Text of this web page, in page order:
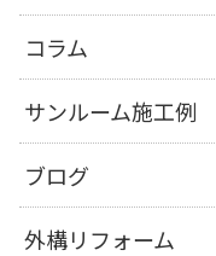
コラム
サンルーム施工例
ブログ
外構リフォーム